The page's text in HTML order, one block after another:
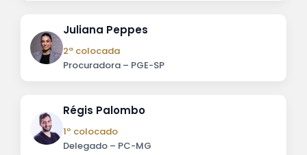
Juliana Peppes
2ª colocada
Procuradora – PGE-SP
Régis Palombo
1º colocado
Delegado – PC-MG